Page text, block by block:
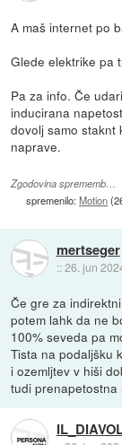
A maš internet po
Glede elektrike pa
Pa za info. Če
inducirana
dovolj samo staknt
naprave.
Zgodovina sprememb…
spremenilo:Motion(
mertseger
::26. jun
Če gre za
potem lahk da ne
100% seveda pa
Tista na podaljšku
i ozemljtev v hiši
tudi